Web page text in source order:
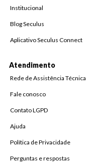
Institucional
Blog Seculus
Aplicativo Seculus Connect
Atendimento
Rede de Assistência Técnica
Fale conosco
Contato LGPD
Ajuda
Política de Privacidade
Perguntas e respostas